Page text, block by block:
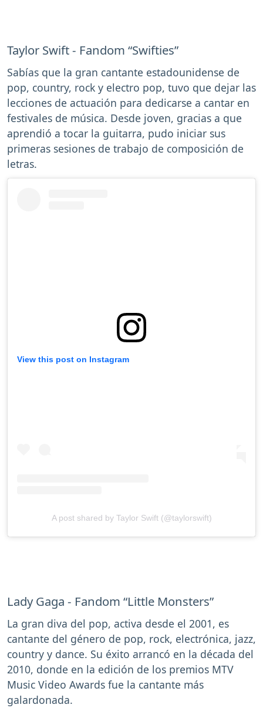
Taylor Swift - Fandom “Swifties”
Sabías que la gran cantante estadounidense de
pop, country, rock y electro pop, tuvo que dejar las
lecciones de actuación para dedicarse a cantar en
festivales de música. Desde joven, gracias a que
aprendió a tocar la guitarra, pudo iniciar sus
primeras sesiones de trabajo de composición de
letras.
View this post on Instagram
A post shared by Taylor Swift (@taylorswift)
Lady Gaga - Fandom “Little Monsters”
La gran diva del pop, activa desde el 2001, es
cantante del género de pop, rock, electrónica, jazz,
country y dance. Su éxito arrancó en la década del
2010, donde en la edición de los premios MTV
Music Video Awards fue la cantante más
galardonada.